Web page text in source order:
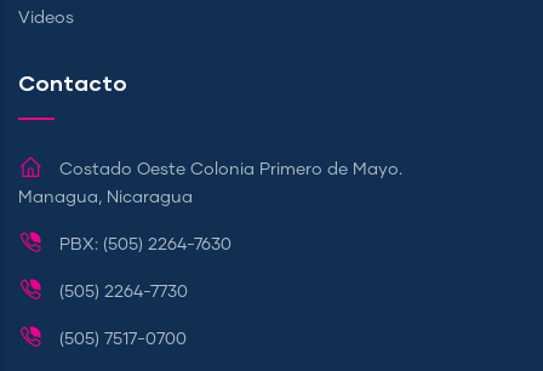
Videos
Contacto
Costado Oeste Colonia Primero de Mayo.
Managua, Nicaragua
PBX: (505) 2264-7630
(505) 2264-7730
(505) 7517-0700